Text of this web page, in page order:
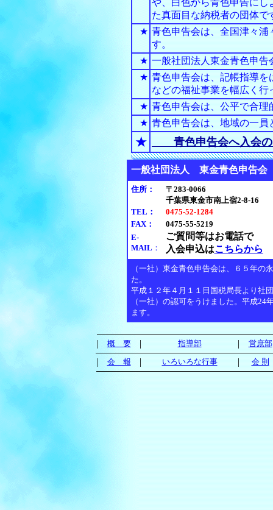
や、白色から青色申告に
た真面目な納税者の団体で
★ 青色申告会は、全国津々浦
す。
★ 一般社団法人東金青色申告
★ 青色申告会は、記帳指導を
などの福祉事業を幅広く行
★ 青色申告会は、公平で合
★ 青色申告会は、地域の一員
★ 青色申告会へ入会の
一般社団法人 東金青色申
住所：
〒283-0066
千葉県東金市南上宿2-8-16
TEL：
0475-52-1284
FAX：
0475-55-5219
E-
MAIL ：
ご質問等はお電話で
入会申込はこちらから
（一社）東金青色申告会は、６５年の
た。
平成１２年４月１１日国税局長より社
（一社）の認可をうけました。平成
ます。
| 概 要 | 指導部 | 営庶部
| 会 報 | いろいろな行事 | 会 則